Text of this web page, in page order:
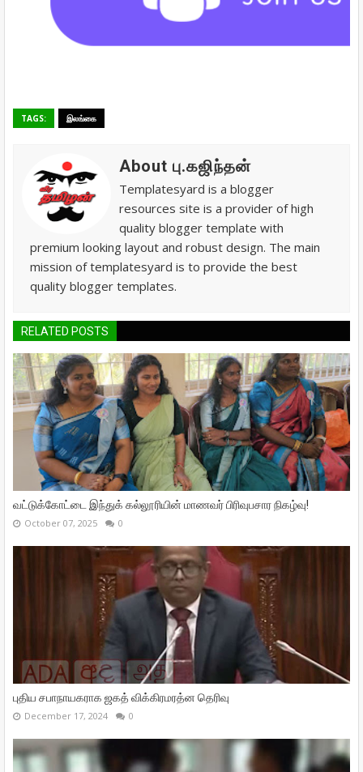
TAGS: இலங்கை
About பு.கஜிந்தன்
Templatesyard is a blogger
resources site is a provider of high
quality blogger template with
premium looking layout and robust design. The main
mission of templatesyard is to provide the best
quality blogger templates.
RELATED POSTS
வட்டுக்கோட்டை இந்துக் கல்லூரியின் மாணவர் பிரிவுபசார நிகழ்வு!
October 07, 2025 0
புதிய சபாநாயகராக ஜகத் விக்கிரமரத்ன தெரிவு
December 17, 2024 0